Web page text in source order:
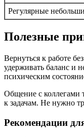
Регулярные
Полезные
Вернуться к работе
удерживать баланс и
психическим
Общение с коллегами
к задачам. Не нужно
Рекомендации